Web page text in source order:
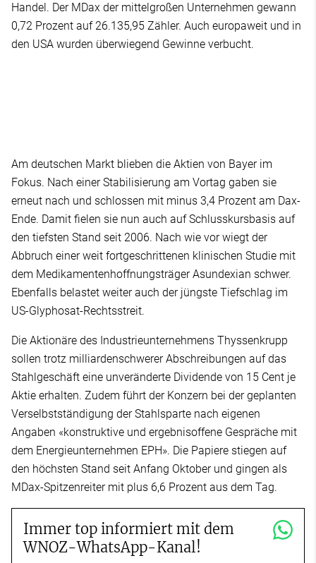
Handel. Der MDax der mittelgroßen Unternehmen gewann
0,72 Prozent auf 26.135,95 Zähler. Auch europaweit und in
den USA wurden überwiegend Gewinne verbucht.
Am deutschen Markt blieben die Aktien von Bayer im
Fokus. Nach einer Stabilisierung am Vortag gaben sie
erneut nach und schlossen mit minus 3,4 Prozent am Dax-
Ende. Damit fielen sie nun auch auf Schlusskursbasis auf
den tiefsten Stand seit 2006. Nach wie vor wiegt der
Abbruch einer weit fortgeschrittenen klinischen Studie mit
dem Medikamentenhoffnungsträger Asundexian schwer.
Ebenfalls belastet weiter auch der jüngste Tiefschlag im
US-Glyphosat-Rechtsstreit.
Die Aktionäre des Industrieunternehmens Thyssenkrupp
sollen trotz milliardenschwerer Abschreibungen auf das
Stahlgeschäft eine unveränderte Dividende von 15 Cent je
Aktie erhalten. Zudem führt der Konzern bei der geplanten
Verselbstständigung der Stahlsparte nach eigenen
Angaben «konstruktive und ergebnisoffene Gespräche mit
dem Energieunternehmen EPH». Die Papiere stiegen auf
den höchsten Stand seit Anfang Oktober und gingen als
MDax-Spitzenreiter mit plus 6,6 Prozent aus dem Tag.
Immer top informiert mit dem
WNOZ-WhatsApp-Kanal!